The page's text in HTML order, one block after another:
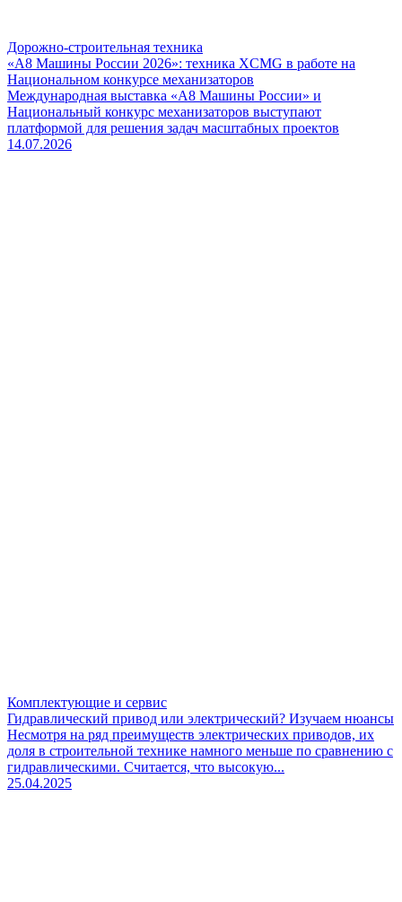
Дорожно-строительная техника
«А8 Машины России 2026»: техника XCMG в работе на
Национальном конкурсе механизаторов
Международная выставка «А8 Машины России» и
Национальный конкурс механизаторов выступают
платформой для решения задач масштабных проектов
14.07.2026
Комплектующие и сервис
Гидравлический привод или электрический? Изучаем нюансы
Несмотря на ряд преимуществ электрических приводов, их
доля в строительной технике намного меньше по сравнению с
гидравлическими. Считается, что высокую...
25.04.2025